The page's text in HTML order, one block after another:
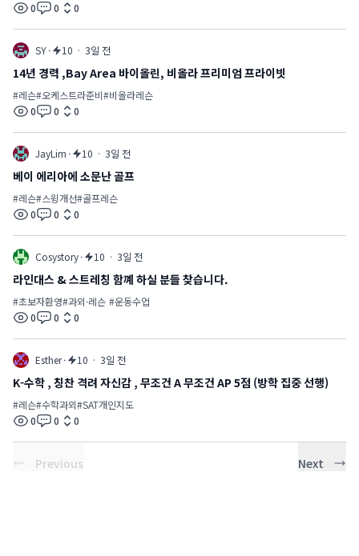
0
views 0
comments
0
likes
SY· 10 · 3일 전
14년 경력 ,Bay Area 바이올린, 비올라 프리미엄 프라이빗
#레슨#오케스트라준비#비올라레슨
0
views 0
comments
0
likes
JayLim · 10 · 3일 전
베이 에리아에 소문난 골프
#레슨#스윙개선#골프레슨
0
views 0
comments
0
likes
Cosystory· 10 · 3일 전
라인대스 & 스트레칭 함꼐 하실 분들 찾습니다.
#초보자환영#과외·레슨 #운동수업
0
views 0
comments
0
likes
Esther· 10 · 3일 전
K-수학 , 칭찬 격려 자신감 , 무조건 A 무조건 AP 5점 (방학 집중 선행)
#레슨#수학과외#SAT개인지도
0
views 0
comments
0
likes
PreviousPrevious Next
Next